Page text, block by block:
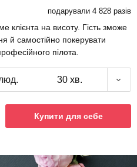
подарували 4 828 разів
клієнта на висоту. Гість зможе
й самостійно покерувати
пілота.
30 хв.
Купити для себе